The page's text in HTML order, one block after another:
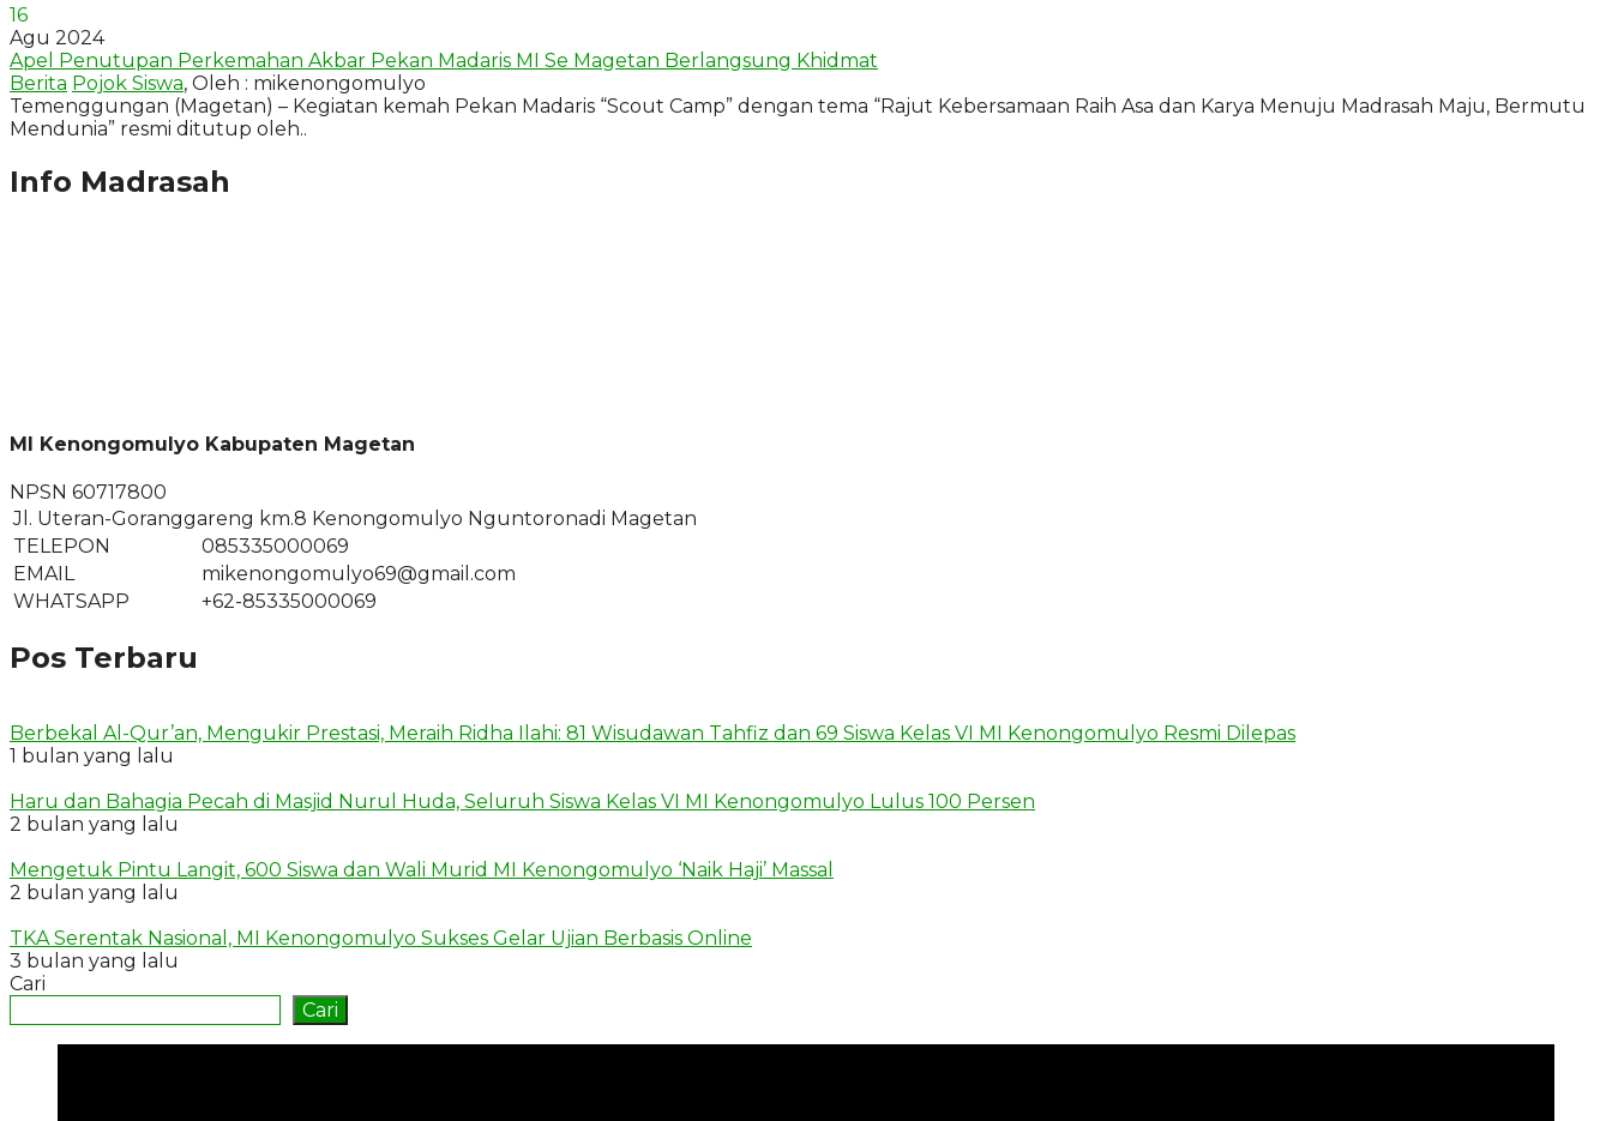
16
Agu 2024
Apel Penutupan Perkemahan Akbar Pekan Madaris MI Se Magetan Berlangsung Khidmat
Berita Pojok Siswa, Oleh : mikenongomulyo
Temenggungan (Magetan) – Kegiatan kemah Pekan Madaris “Scout Camp” dengan tema “Rajut Kebersamaan Raih Asa dan Karya Menuju Madrasah Maju, Bermutu
Mendunia” resmi ditutup oleh..
Info Madrasah
MI Kenongomulyo Kabupaten Magetan
NPSN 60717800
Jl. Uteran-Goranggareng km.8 Kenongomulyo Nguntoronadi Magetan
TELEPON
085335000069
EMAIL
mikenongomulyo69@gmail.com
WHATSAPP
+62-85335000069
Pos Terbaru
Berbekal Al-Qur’an, Mengukir Prestasi, Meraih Ridha Ilahi: 81 Wisudawan Tahfiz dan 69 Siswa Kelas VI MI Kenongomulyo Resmi Dilepas
1 bulan yang lalu
Haru dan Bahagia Pecah di Masjid Nurul Huda, Seluruh Siswa Kelas VI MI Kenongomulyo Lulus 100 Persen
2 bulan yang lalu
Mengetuk Pintu Langit, 600 Siswa dan Wali Murid MI Kenongomulyo ‘Naik Haji’ Massal
2 bulan yang lalu
TKA Serentak Nasional, MI Kenongomulyo Sukses Gelar Ujian Berbasis Online
3 bulan yang lalu
Cari
Cari